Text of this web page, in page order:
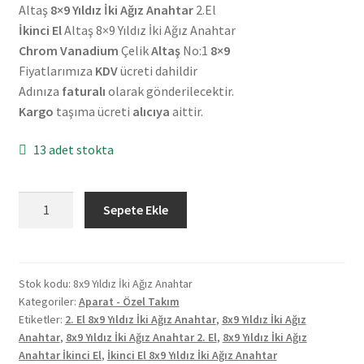
₺140,00.fiyat:
₺115,00.
Altaş 8×9 Yıldız İki Ağız Anahtar2.El
İkinci ElAltaş 8×9 Yıldız İki Ağız Anahtar
Chrom Vanadium ÇelikAltaşNo:1 8×9
Fiyatlarımıza KDVücreti dahildir
Adınıza faturalı olarak gönderilecektir.
Kargo taşıma ücreti alıcıya aittir.
13 adet stokta
Ağız
Anahtar
2.El
adet
Sepete Ekle
Stok kodu: 8x9 Yıldız İki Ağız Anahtar
Kategoriler: Aparat - Özel Takım
Etiketler: 2. El 8x9 Yıldız İki Ağız Anahtar, 8x9 Yıldız İki Ağız
Anahtar, 8x9 Yıldız İki Ağız Anahtar 2. El, 8x9 Yıldız İki Ağız
Anahtar İkinci El, İkinci El 8x9 Yıldız İki Ağız Anahtar